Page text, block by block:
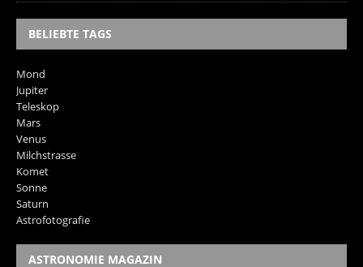
BELIEBTE TAGS
Mond
Jupiter
Teleskop
Mars
Venus
Milchstrasse
Komet
Sonne
Saturn
Astrofotografie
ASTRONOMIE MAGAZIN